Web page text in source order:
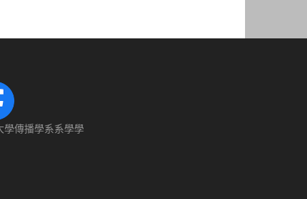
學傳播學系系學學